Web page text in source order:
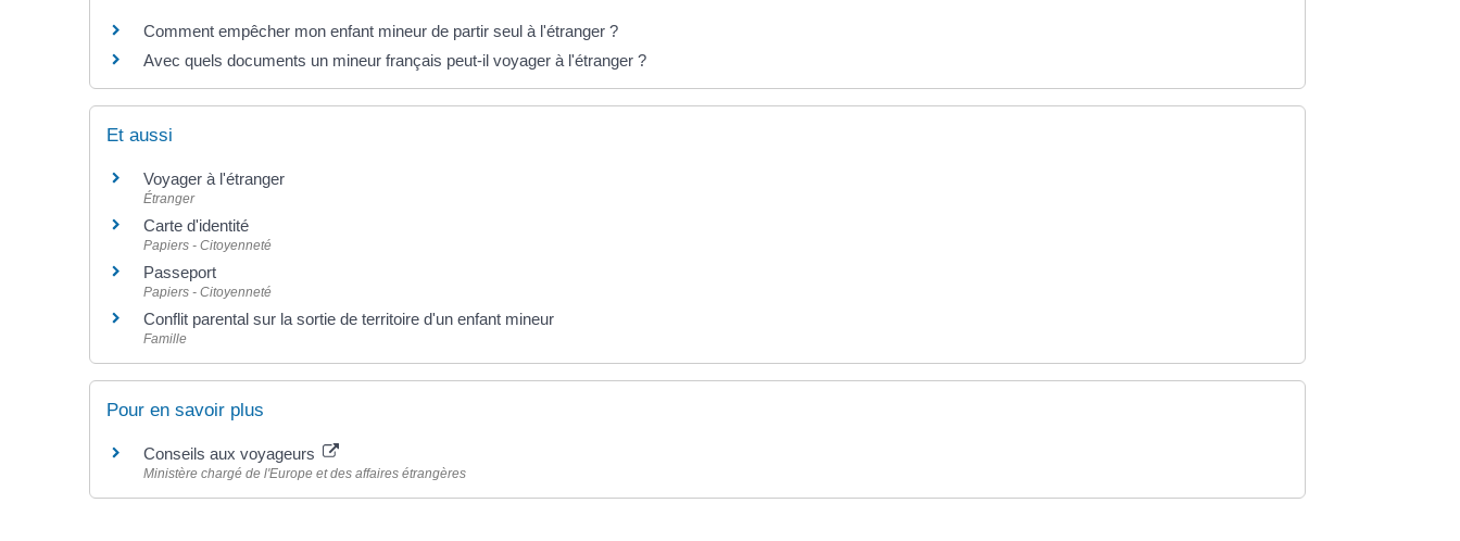
Comment empêcher mon enfant mineur de partir seul à l'étranger ?
Avec quels documents un mineur français peut-il voyager à l'étranger ?
Et aussi
Voyager à l'étranger
Étranger
Carte d'identité
Papiers - Citoyenneté
Passeport
Papiers - Citoyenneté
Conflit parental sur la sortie de territoire d'un enfant mineur
Famille
Pour en savoir plus
Conseils aux voyageurs
Ministère chargé de l'Europe et des affaires étrangères